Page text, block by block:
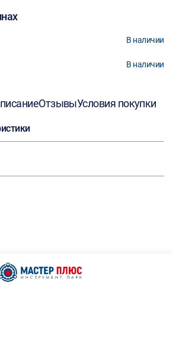
В наличии
В наличии
ОтзывыУсловия покупки